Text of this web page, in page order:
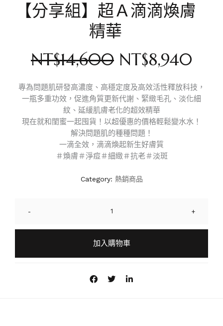
【分享組】超Ａ滴滴煥膚
精華
NT$14,600 NT$8,940
專為問題肌研發高濃度、高穩定度及高效活性釋放科技，
一瓶多重功效，促進角質更新代謝、緊緻毛孔、淡化細
紋、延緩肌膚老化的超效精華
現在就和閨蜜一起囤貨！以超優惠的價格輕鬆變水水！
解決問題肌的種種問題！
一滴全效，滴滴煥起新生好膚質
＃煥膚＃淨痘＃細緻＃抗老＃淡斑
Category: 熱銷商品
+
-
加入購物車